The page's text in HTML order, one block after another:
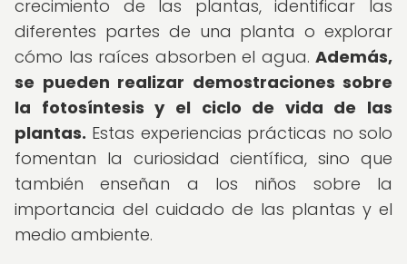
crecimiento de las plantas, identificar las
diferentes partes de una planta o explorar
cómo las raíces absorben el agua. Además,
se pueden realizar demostraciones sobre
la fotosíntesis y el ciclo de vida de las
plantas. Estas experiencias prácticas no solo
fomentan la curiosidad científica, sino que
también enseñan a los niños sobre la
importancia del cuidado de las plantas y el
medio ambiente.